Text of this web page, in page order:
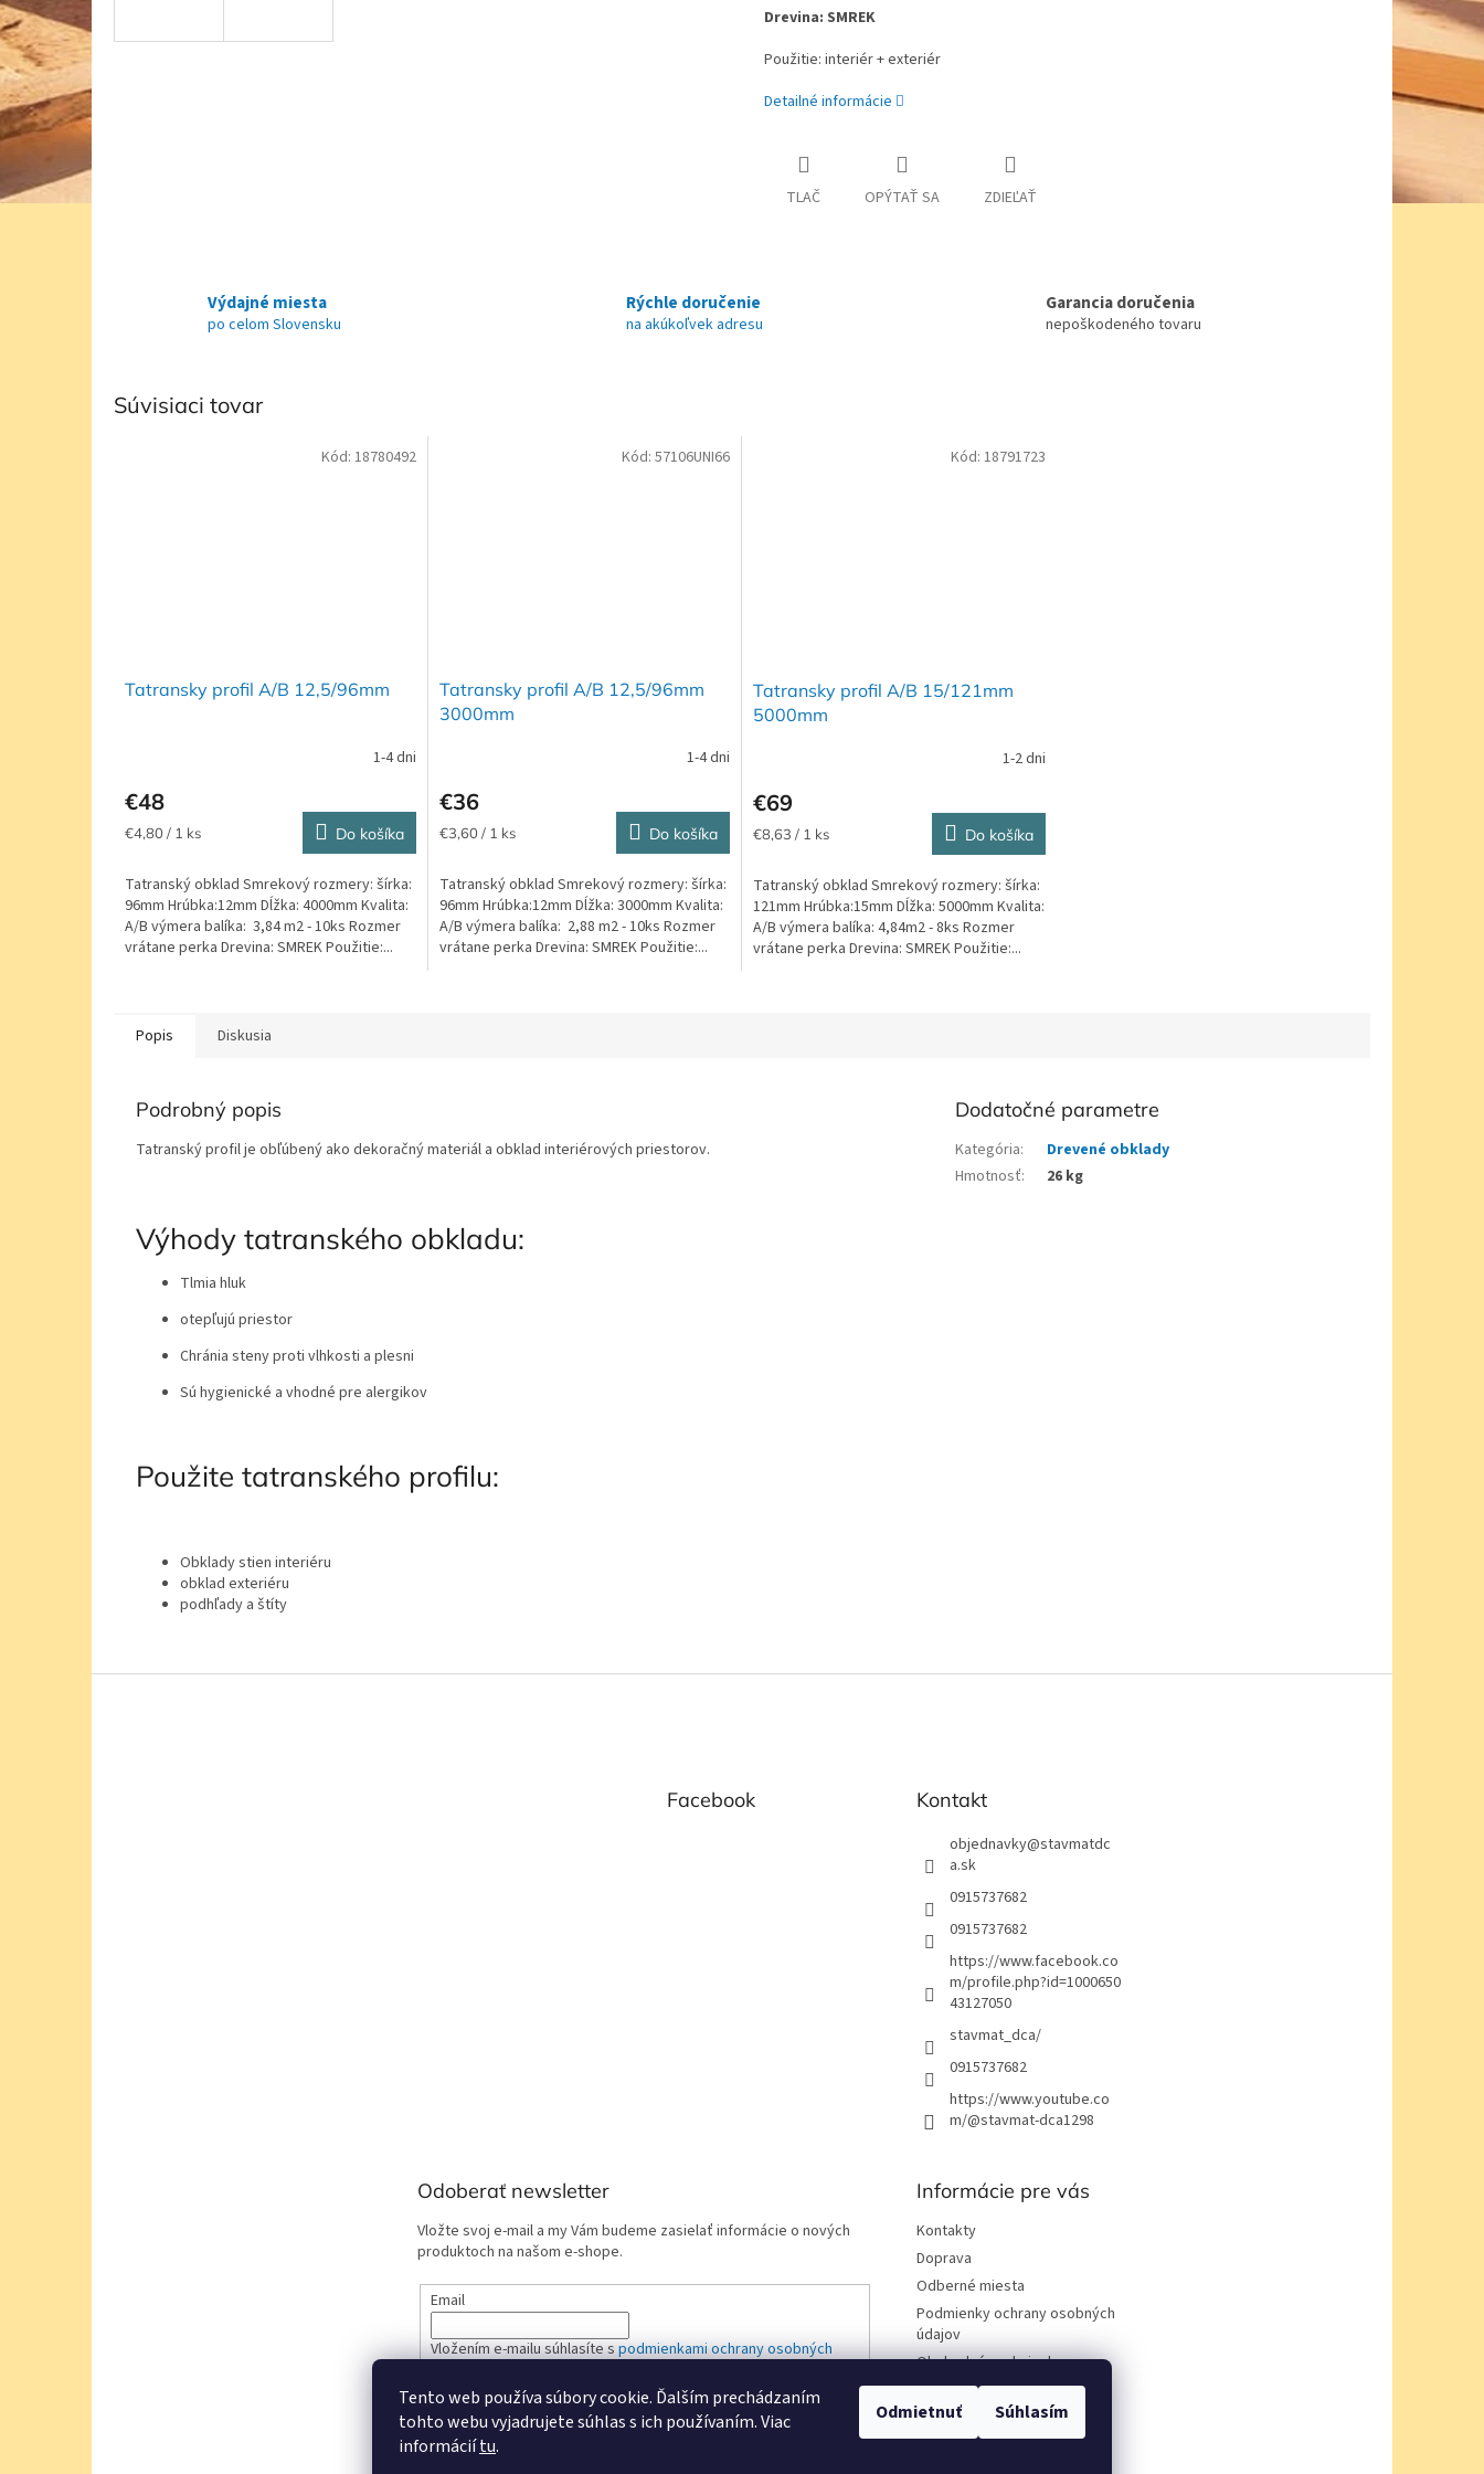
Tento web používa súbory cookie. Ďalším prechádzaním
tohto webu vyjadrujete súhlas s ich používaním. Viac
informáciítu.
Odmietnuť Súhlasím
Drevina: SMREK
Použitie: interiér + exteriér
Detailné informácie
TLAČ OPÝTAŤ SA ZDIEĽAŤ
Výdajné miesta
po celom Slovensku
Rýchle doručenie
na akúkoľvek adresu
Garancia doručenia
nepoškodeného tovaru
Súvisiaci tovar
Tatransky profil A/B 12,5/96mm
1-4 dni
€48
Jednotková
€4,80 / 1 ks Do košíka
Tatranský obklad Smrekový rozmery: šírka:
96mm Hrúbka:12mm Dĺžka: 4000mm Kvalita:
A/B výmera balíka: 3,84 m2 - 10ks Rozmer
vrátane perka Drevina: SMREK Použitie:...
Kód: 18780492
Tatransky profil A/B 12,5/96mm
3000mm
1-4 dni
€36
Jednotková
€3,60 / 1 ks Do košíka
Tatranský obklad Smrekový rozmery: šírka:
96mm Hrúbka:12mm Dĺžka: 3000mm Kvalita:
A/B výmera balíka: 2,88 m2 - 10ks Rozmer
vrátane perka Drevina: SMREK Použitie:...
Kód: 57106UNI66
Tatransky profil A/B 15/121mm
5000mm
produktu
je
5,0
5
hviezdičiek.
1-2 dni
€69
Jednotková
€8,63 / 1 ks Do košíka
Tatranský obklad Smrekový rozmery: šírka:
121mm Hrúbka:15mm Dĺžka: 5000mm Kvalita:
A/B výmera balíka: 4,84m2 - 8ks Rozmer
vrátane perka Drevina: SMREK Použitie:...
Kód: 18791723
Popis Diskusia
Podrobný popis
Tatranský profil je obľúbený ako dekoračný materiál a obklad interiérových priestorov.
Výhody tatranského obkladu:
Tlmia hluk
otepľujú priestor
Chránia steny proti vlhkosti a plesni
Sú hygienické a vhodné pre alergikov
Použite tatranského profilu:
Obklady stien interiéru
obklad exteriéru
podhľady a štíty
Dodatočné parametre
Kategória:
Drevené obklady
Hmotnosť: 26 kg
Facebook Kontakt
objednavky@stavmatdc
a.sk
0915737682
0915737682
https://www.facebook.co
m/profile.php?id=1000650
43127050
stavmat_dca/
0915737682
https://www.youtube.co
m/@stavmat-dca1298
Odoberať newsletter
Vložte svoj e-mail a my Vám budeme zasielať informácie o nových
produktoch na našom e-shope.
Email
Vložením e-mailu súhlasíte spodmienkami ochrany osobných
PRIHLÁSIŤ SA
Informácie pre vás
Kontakty
Doprava
Odberné miesta
Podmienky ochrany osobných
údajov
Obchodné podmienky